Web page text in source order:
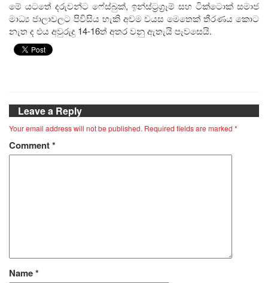
මේ යටතේ දරුවන්ට ෆේස්බුක්, ඉන්ස්ට්‍රග්‍රෑම් සහ ටික්ටොක් සමාජ
මාධ්‍ය ජාලාවලට පිවිසිය හැකි අවම වයස මෙතෙක් තීරණය කොට
නැත ද එය අවුරුදු 14-16ත් අතර වනු ඇතැයි පැවසෙයි.
Leave a Reply
Your email address will not be published. Required fields are marked *
Comment*
Name*